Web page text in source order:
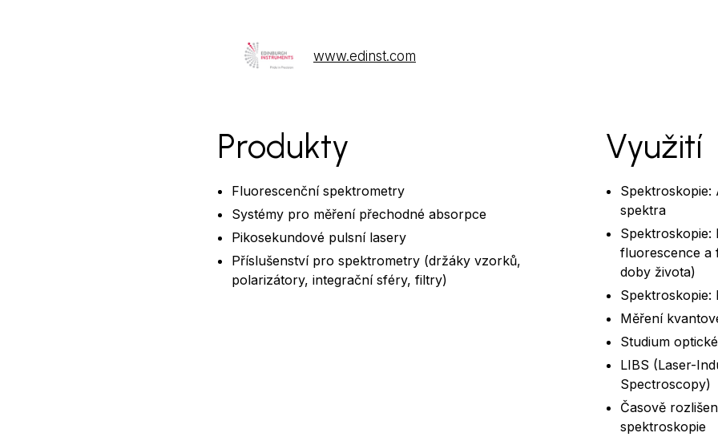
www.edinst.com
Produkty
Fluorescenční spektrometry
Systémy pro měření přechodné absorpce
Pikosekundové pulsní lasery
Příslušenství pro spektrometry (držáky vzorků,
polarizátory, integrační sféry, filtry)
Využití
Spektroskopie:
spektra
Spektroskopie:
fluorescence a
doby života)
Spektroskopie:
Měření
Studium
LIBS (Laser-
Spectroscopy)
Časově
spektroskopie